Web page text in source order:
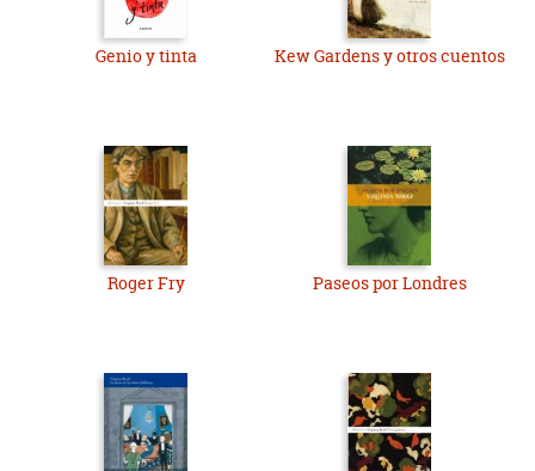
Genio y tinta Kew Gardens y otros cuentos
Roger Fry Paseos por Londres